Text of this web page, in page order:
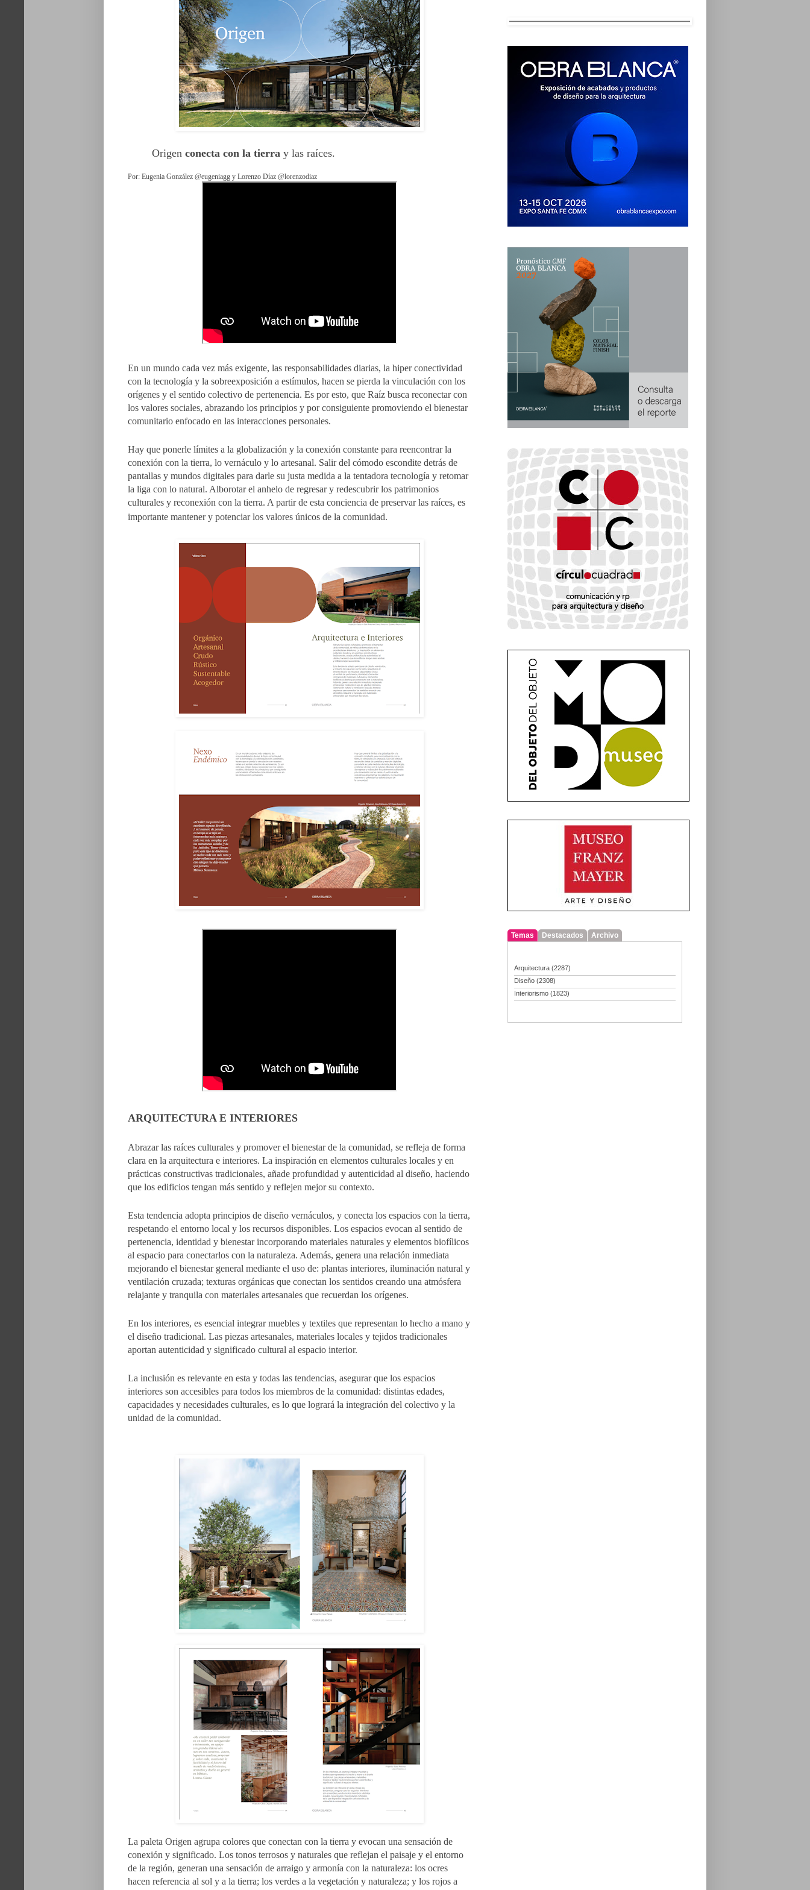
Origen conecta con la tierra y las raíces.
Por: Eugenia González @eugeniagg y Lorenzo Díaz @lorenzodiaz
En un mundo cada vez más exigente, las responsabilidades diarias, la hiper conectividad
con la tecnología y la sobreexposición a estímulos, hacen se pierda la vinculación con los
orígenes y el sentido colectivo de pertenencia. Es por esto, que Raíz busca reconectar con
los valores sociales, abrazando los principios y por consiguiente promoviendo el bienestar
comunitario enfocado en las interacciones personales.
Hay que ponerle límites a la globalización y la conexión constante para reencontrar la
conexión con la tierra, lo vernáculo y lo artesanal. Salir del cómodo escondite detrás de
pantallas y mundos digitales para darle su justa medida a la tentadora tecnología y retomar
la liga con lo natural. Alborotar el anhelo de regresar y redescubrir los patrimonios
culturales y reconexión con la tierra. A partir de esta conciencia de preservar las raíces, es
importante mantener y potenciar los valores únicos de la comunidad.
ARQUITECTURA E INTERIORES
Abrazar las raíces culturales y promover el bienestar de la comunidad, se refleja de forma
clara en la arquitectura e interiores. La inspiración en elementos culturales locales y en
prácticas constructivas tradicionales, añade profundidad y autenticidad al diseño, haciendo
que los edificios tengan más sentido y reflejen mejor su contexto.
Esta tendencia adopta principios de diseño vernáculos, y conecta los espacios con la tierra,
respetando el entorno local y los recursos disponibles. Los espacios evocan al sentido de
pertenencia, identidad y bienestar incorporando materiales naturales y elementos biofílicos
al espacio para conectarlos con la naturaleza. Además, genera una relación inmediata
mejorando el bienestar general mediante el uso de: plantas interiores, iluminación natural y
ventilación cruzada; texturas orgánicas que conectan los sentidos creando una atmósfera
relajante y tranquila con materiales artesanales que recuerdan los orígenes.
En los interiores, es esencial integrar muebles y textiles que representan lo hecho a mano y
el diseño tradicional. Las piezas artesanales, materiales locales y tejidos tradicionales
aportan autenticidad y significado cultural al espacio interior.
La inclusión es relevante en esta y todas las tendencias, asegurar que los espacios
interiores son accesibles para todos los miembros de la comunidad: distintas edades,
capacidades y necesidades culturales, es lo que logrará la integración del colectivo y la
unidad de la comunidad.
La paleta Origen agrupa colores que conectan con la tierra y evocan una sensación de
conexión y significado. Los tonos terrosos y naturales que reflejan el paisaje y el entorno
de la región, generan una sensación de arraigo y armonía con la naturaleza: los ocres
hacen referencia al sol y a la tierra; los verdes a la vegetación y naturaleza; y los rojos a
Temas Destacados Archivo
Arquitectura (2287)
Diseño (2308)
Interiorismo (1823)